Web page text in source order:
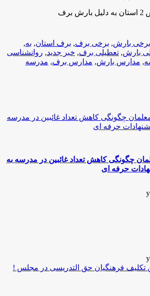
برخی بارش, برخی برف, برف استان, به,
بارش, تعطیلی برف, خبر جدید, روانشناسی
, مدارس بارش, مدارس برف, مدرسه
چگونگی کاهش تعداد غائبین در مدرسه به
حرفه ای